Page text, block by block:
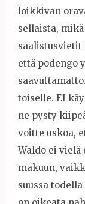
loikkivan
sellaista,
saalistusvietit
että podengo
toiselle. EI
ne pysty
voitte uskoa,
Waldo ei vielä
makuun,
suussa